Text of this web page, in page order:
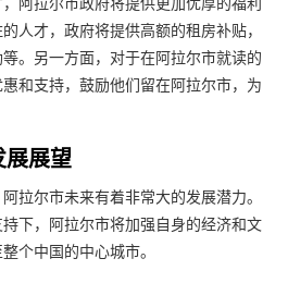
人才，政府将提供高额的租房补贴，
。另一方面，对于在阿拉尔市就读的
和支持，鼓励他们留在阿拉尔市，为
展望
拉尔市未来有着非常大的发展潜力。
下，阿拉尔市将加强自身的经济和文
个中国的中心城市。